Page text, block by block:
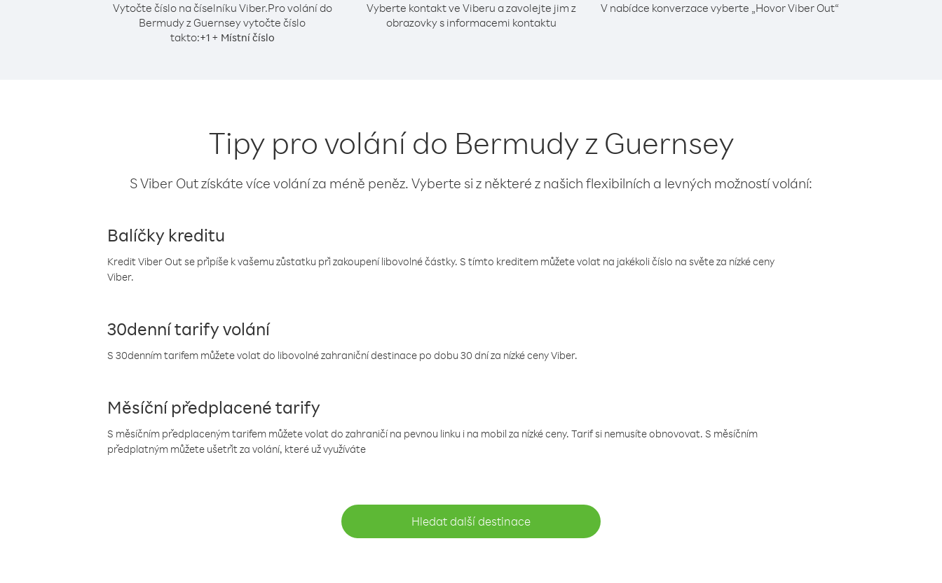
Vytočte číslo na číselníku Viber.Pro volání do
Bermudy z Guernsey vytočte číslo
takto:+1+ Místní číslo
Vyberte kontakt ve Viberu a zavolejte jim z
obrazovky s informacemi kontaktu
V nabídce konverzace vyberte „Hovor Viber Out“
Tipy pro volání do Bermudy z Guernsey
S Viber Out získáte více volání za méně peněz. Vyberte si z některé z našich flexibilních a levných možností volání:
Balíčky kreditu
Kredit Viber Out se připíše k vašemu zůstatku při zakoupení libovolné částky. S tímto kreditem můžete volat na jakékoli číslo na světe za nízké ceny
Viber.
30denní tarify volání
S 30denním tarifem můžete volat do libovolné zahraniční destinace po dobu 30 dní za nízké ceny Viber.
Měsíční předplacené tarify
S měsíčním předplaceným tarifem můžete volat do zahraničí na pevnou linku i na mobil za nízké ceny. Tarif si nemusíte obnovovat. S měsíčním
předplatným můžete ušetřit za volání, které už využíváte
Hledat další destinace